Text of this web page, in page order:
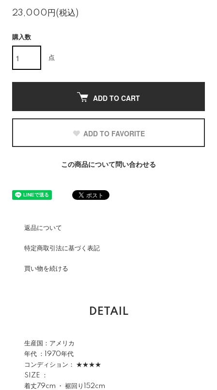
23,000円(税込)
購入数
点
ADD TO CART
ADD TO FAVORITE
この商品について問い合わせる
返品について
特定商取引法に基づく表記
買い物を続ける
DETAIL
生産国：アメリカ
年代 ：1970年代
コンディション： ★★★★
SIZE ：
着丈79cm ・ 裾回り152cm